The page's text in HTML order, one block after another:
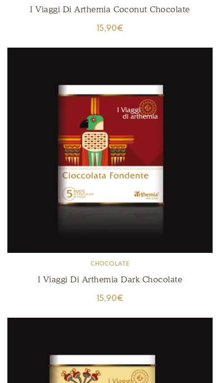
I Viaggi Di Arthemia Coconut Chocolate
15,90€
CHOCOLATE
I Viaggi Di Arthemia Dark Chocolate
15,90€